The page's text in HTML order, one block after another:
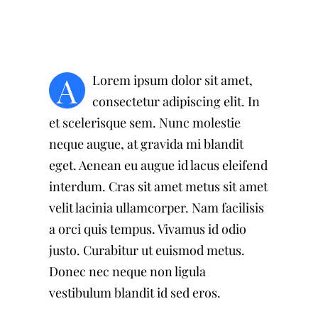
A
Lorem ipsum dolor sit amet,
consectetur adipiscing elit. In
et scelerisque sem. Nunc molestie
neque augue, at gravida mi blandit
eget. Aenean eu augue id lacus eleifend
interdum. Cras sit amet metus sit amet
velit lacinia ullamcorper. Nam facilisis
a orci quis tempus. Vivamus id odio
justo. Curabitur ut euismod metus.
Donec nec neque non ligula
vestibulum blandit id sed eros.